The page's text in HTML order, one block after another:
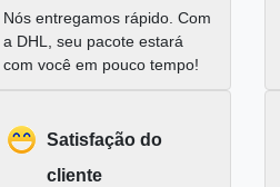
Nós entregamos rápido. Com
a DHL, seu pacote estará
com você em pouco tempo!
Satisfação do
cliente